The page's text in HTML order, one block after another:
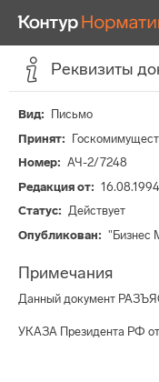
Реквизиты
Вид
Письмо
Принят
Номер
АЧ-2/7248
Редакция от
16.08.1994
Статус
Действует
Опубликован
"Бизнес
Примечания
Данный документ
УКАЗА Президента РФ